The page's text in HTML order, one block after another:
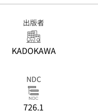
出版者
KADOKAWA
NDC
726.1